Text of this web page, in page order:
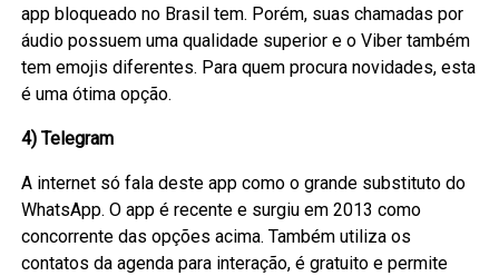
app bloqueado no Brasil tem. Porém, suas chamadas por
áudio possuem uma qualidade superior e o Viber também
tem emojis diferentes. Para quem procura novidades, esta
é uma ótima opção.
4) Telegram
A internet só fala deste app como o grande substituto do
WhatsApp. O app é recente e surgiu em 2013 como
concorrente das opções acima. Também utiliza os
contatos da agenda para interação, é gratuito e permite